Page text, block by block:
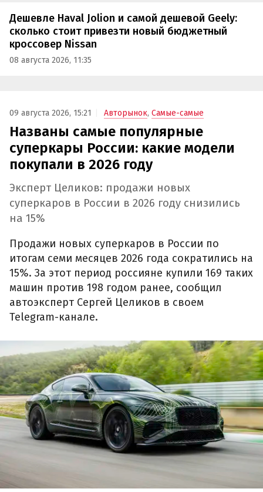
Дешевле Haval Jolion и самой дешевой Geely:
сколько стоит привезти новый бюджетный
кроссовер Nissan
08 августа 2026, 11:35
09 августа 2026, 15:21 Авторынок, Самые-самые
Названы самые популярные
суперкары России: какие модели
покупали в 2026 году
Эксперт Целиков: продажи новых
суперкаров в России в 2026 году снизились
на 15%
Продажи новых суперкаров в России по
итогам семи месяцев 2026 года сократились на
15%. За этот период россияне купили 169 таких
машин против 198 годом ранее, сообщил
автоэксперт Сергей Целиков в своем
Telegram-канале.